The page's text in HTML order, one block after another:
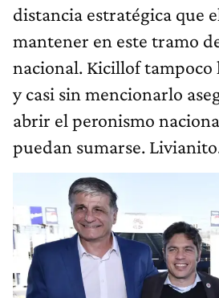
distancia estratégica que
mantener en este tramo
nacional. Kicillof
y casi sin mencionarlo
abrir el peronismo
puedan sumarse.